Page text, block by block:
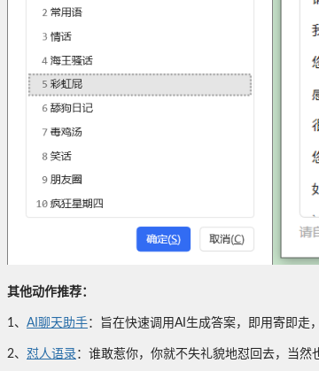
其他动作推荐：
1、 AI聊天助手：旨在快速调用AI生成答案，即用寄即走
2、 怼人语录：谁敢惹你，你就不失礼貌地怼回去，当然